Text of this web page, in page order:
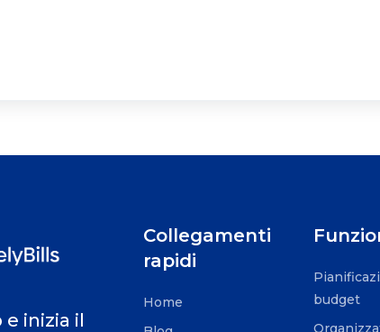
e inizia il
Collegamenti
rapidi
Home
budget